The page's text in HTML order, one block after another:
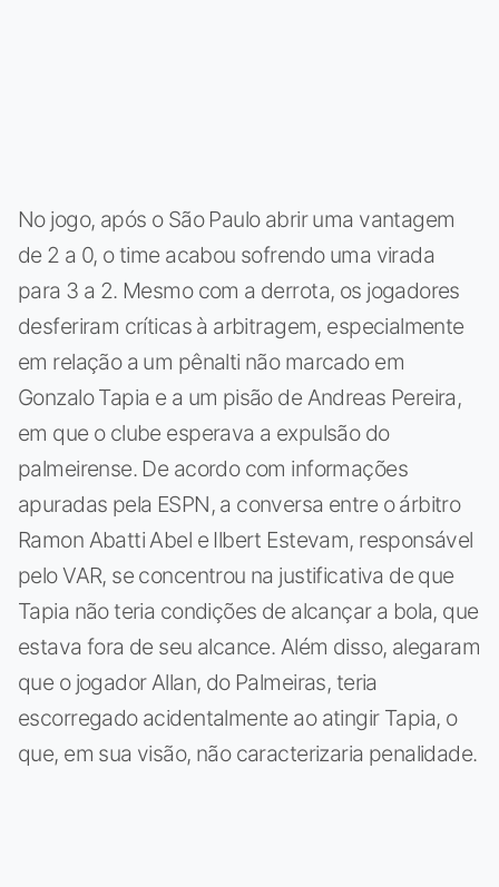
No jogo, após o São Paulo abrir uma vantagem
de 2 a 0, o time acabou sofrendo uma virada
para 3 a 2. Mesmo com a derrota, os jogadores
desferiram críticas à arbitragem, especialmente
em relação a um pênalti não marcado em
Gonzalo Tapia e a um pisão de Andreas Pereira,
em que o clube esperava a expulsão do
palmeirense. De acordo com informações
apuradas pela ESPN, a conversa entre o árbitro
Ramon Abatti Abel e Ilbert Estevam, responsável
pelo VAR, se concentrou na justificativa de que
Tapia não teria condições de alcançar a bola, que
estava fora de seu alcance. Além disso, alegaram
que o jogador Allan, do Palmeiras, teria
escorregado acidentalmente ao atingir Tapia, o
que, em sua visão, não caracterizaria penalidade.